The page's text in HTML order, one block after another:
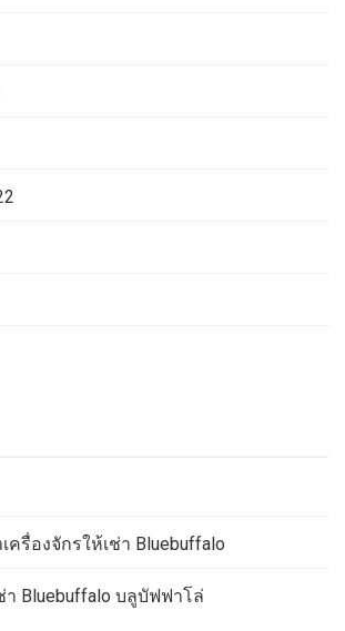
ครื่องจักรให้เช่า Bluebuffalo
า Bluebuffalo บลูบัฟฟาโล่